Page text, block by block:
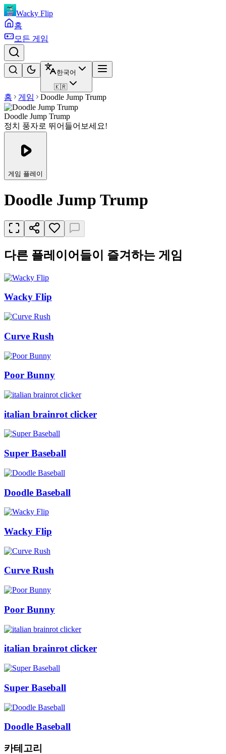
Wacky Flip
홈
모든 게임
한국어
🇰🇷
홈 게임 Doodle Jump Trump
Doodle Jump Trump
정치 풍자로 뛰어들어보세요!
게임 플레이
Doodle Jump Trump
다른 플레이어들이 즐겨하는 게임
Wacky Flip
Curve Rush
Poor Bunny
italian brainrot clicker
Super Baseball
Doodle Baseball
Wacky Flip
Curve Rush
Poor Bunny
italian brainrot clicker
Super Baseball
Doodle Baseball
카테고리